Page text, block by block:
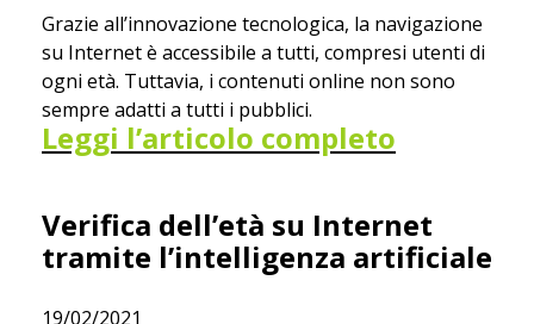
Grazie all’innovazione tecnologica, la navigazione
su Internet è accessibile a tutti, compresi utenti di
ogni età. Tuttavia, i contenuti online non sono
sempre adatti a tutti i pubblici.
Leggi l’articolo completo
Verifica dell’età su Internet
tramite l’intelligenza artificiale
19/02/2021